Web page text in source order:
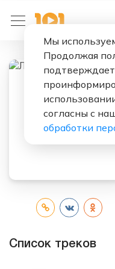
Список треков
Мы
Продолжая
согласны с
обработки